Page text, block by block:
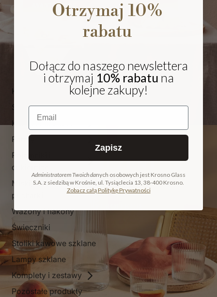
Kieliszki i pokale
Szklanki
Karafki i dzbanki
Patery
Pojemniki i
cukiernice
Miski, salaterki i
pucharki
Wazony i flakony
Świeczniki
Stoliki kawowe szklane
Lampy szklane
Komplety i zestawy
Pozostałe produkty
NA PREZENT
COLLECTION
Otrzymaj 10%
rabatu
Dołącz do naszego newslettera
i otrzymaj 10% rabatu na
kolejne zakupy!
Email
Zapisz
Administratorem Twoich danych osobowych jest Krosno Glass
S.A. z siedzibą w Krośnie, ul. Tysiąclecia 13, 38-400 Krosno.
Zobacz całą Politykę Prywatności